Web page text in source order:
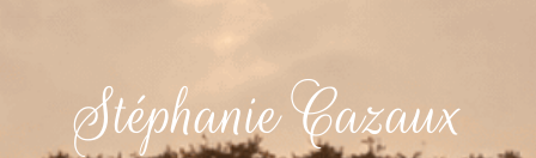
Stéphanie Cazaux